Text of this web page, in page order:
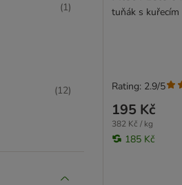
(1)
(12)
56
tuňák s kuřecím
195 Kč
382 Kč / kg
185 Kč
Rating: 2.9/5